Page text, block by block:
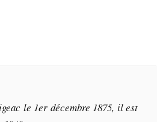
le 1er décembre 1875, il est